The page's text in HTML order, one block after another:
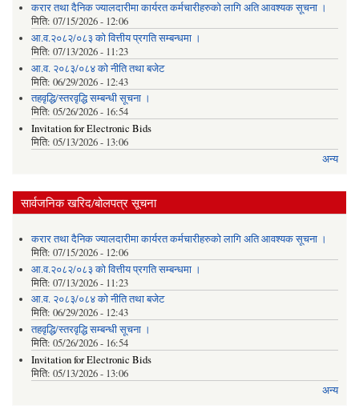
करार तथा दैनिक ज्यालदारीमा कार्यरत कर्मचारीहरुको लागि अति आवश्यक सूचना ।
मिति: 07/15/2026 - 12:06
आ.व.२०८२/०८३ को वित्तीय प्रगति सम्बन्धमा ।
मिति: 07/13/2026 - 11:23
आ.व. २०८३/०८४ को नीति तथा बजेट
मिति: 06/29/2026 - 12:43
तहवृद्धि/स्तरवृद्धि सम्बन्धी सूचना ।
मिति: 05/26/2026 - 16:54
Invitation for Electronic Bids
मिति: 05/13/2026 - 13:06
अन्य
सार्वजनिक खरिद/बोलपत्र सूचना
करार तथा दैनिक ज्यालदारीमा कार्यरत कर्मचारीहरुको लागि अति आवश्यक सूचना ।
मिति: 07/15/2026 - 12:06
आ.व.२०८२/०८३ को वित्तीय प्रगति सम्बन्धमा ।
मिति: 07/13/2026 - 11:23
आ.व. २०८३/०८४ को नीति तथा बजेट
मिति: 06/29/2026 - 12:43
तहवृद्धि/स्तरवृद्धि सम्बन्धी सूचना ।
मिति: 05/26/2026 - 16:54
Invitation for Electronic Bids
मिति: 05/13/2026 - 13:06
अन्य